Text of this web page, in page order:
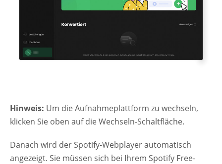
Hinweis: Um die Aufnahmeplattform zu wechseln,
klicken Sie oben auf die Wechseln-Schaltfläche.
Danach wird der Spotify-Webplayer automatisch
angezeigt. Sie müssen sich bei Ihrem Spotify Free-